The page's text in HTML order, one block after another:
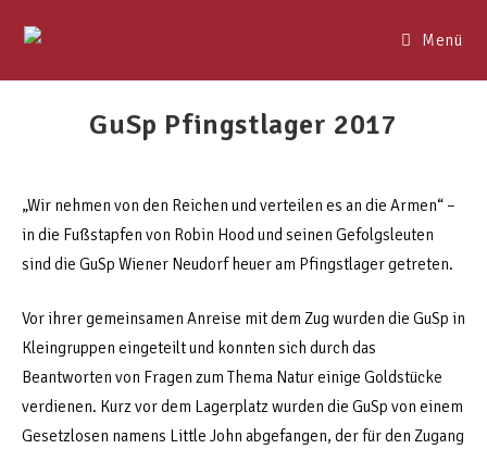
Menü
GuSp Pfingstlager 2017
„Wir nehmen von den Reichen und verteilen es an die Armen“ –
in die Fußstapfen von Robin Hood und seinen Gefolgsleuten
sind die GuSp Wiener Neudorf heuer am Pfingstlager getreten.
Vor ihrer gemeinsamen Anreise mit dem Zug wurden die GuSp in
Kleingruppen eingeteilt und konnten sich durch das
Beantworten von Fragen zum Thema Natur einige Goldstücke
verdienen. Kurz vor dem Lagerplatz wurden die GuSp von einem
Gesetzlosen namens Little John abgefangen, der für den Zugang